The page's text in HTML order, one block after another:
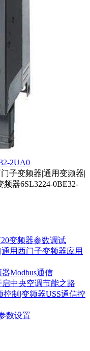
2UA0
子变频器|通用变频器|
器6SL3224-0BE32-
变频器参数调试
用西门子变频器应用
Modbus通信
中央空调节能之路
制|变频器USS通信控
数设置